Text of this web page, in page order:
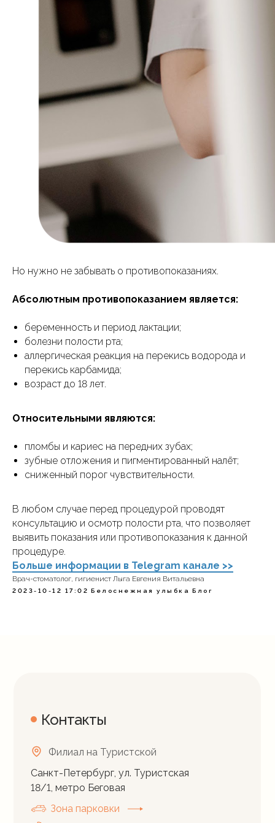
Но нужно не забывать о противопоказаниях.
Абсолютным противопоказанием является:
беременность и период лактации;
болезни полости рта;
аллергическая реакция на перекись водорода и
перекись карбамида;
возраст до 18 лет.
Относительными являются:
пломбы и кариес на передних зубах;
зубные отложения и пигментированный налёт;
сниженный порог чувствительности.
В любом случае перед процедурой проводят
консультацию и осмотр полости рта, что позволяет
выявить показания или противопоказания к данной
процедуре.
Больше информации в Telegram канале >>
Врач-стоматолог, гигиенист Лыга Евгения Витальевна
2023-10-12 17:02 Белоснежная улыбка Блог
Контакты
Санкт-Петербург, ул. Туристская
18/1, метро Беговая
Филиал на Туристской
Зона парковки